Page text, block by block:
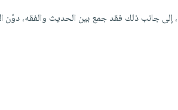
إلى جانب ذلك فقد جمع بين الحديث والفقه، دوّن